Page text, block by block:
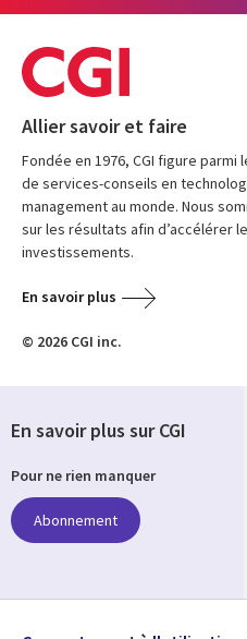
Allier savoir et faire
Fondée en 1976, CGI figure
de services-conseils en
management au monde. Nous
sur les résultats afin d’accélérer
investissements.
En savoir plus
© 2026 CGI inc.
En savoir plus sur CGI
Pour ne rien manquer
Abonnement